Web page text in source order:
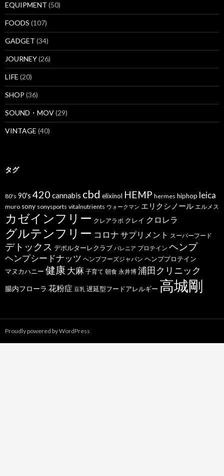
EQUIPMENT (50)
FOODS (107)
GADGET (34)
JOURNEY(26)
LIFE (20)
SHOP (36)
SOUND・MOV(29)
VINTAGE (40)
タグ
80's 90's 420 cannabis cbd elixinol HEMP hermes hiphop leica
muro sony sonysports vitalnutrients ウォークマン エリクシノール エルメス
カゼインフリー クレアラボ クレイ クロレラ
グルテンフリー コロナ サプリメント スーパーフード
デトックス デポルターレクラブ バレニア プロテイン ヘンプ
ヘンプシードナッツ ヘンプフーズジャパン ヘンププロテイン
マヌカハニー 健康 大麻 子育て 朝食 永井博 浦田クリニック
腸内フローラ 花粉症 豆乳 遅延型フードアレルギー 高城剛
Proudly powered by WordPress